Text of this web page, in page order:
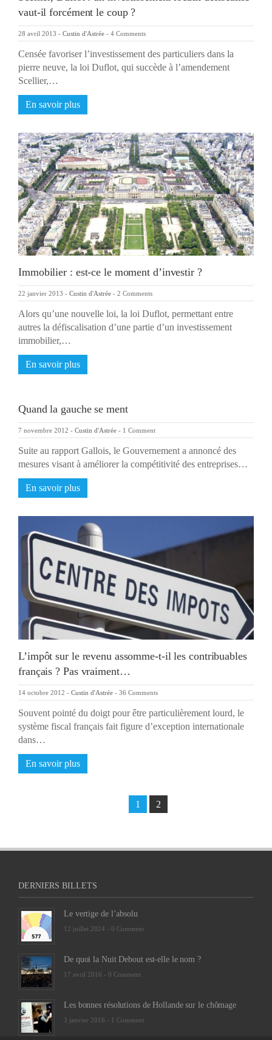
vaut-il forcément le coup ?
28 avril 2013 - Custin d'Astrée - 4 Comments
Censée favoriser l’investissement des particuliers dans la
pierre neuve, la loi Duflot, qui succède à l’amendement
Scellier,…
En savoir plus
Immobilier : est-ce le moment d’investir ?
22 janvier 2013 - Custin d'Astrée - 2 Comments
Alors qu’une nouvelle loi, la loi Duflot, permettant entre
autres la défiscalisation d’une partie d’un investissement
immobilier,…
En savoir plus
Quand la gauche se ment
7 novembre 2012 - Custin d'Astrée - 1 Comment
Suite au rapport Gallois, le Gouvernement a annoncé des
mesures visant à améliorer la compétitivité des entreprises…
En savoir plus
L’impôt sur le revenu assomme-t-il les contribuables
français ? Pas vraiment…
14 octobre 2012 - Custin d'Astrée - 36 Comments
Souvent pointé du doigt pour être particulièrement lourd, le
système fiscal français fait figure d’exception internationale
dans…
En savoir plus
1 2
DERNIERS BILLETS
Le vertige de l’absolu
12 juillet 2024 - 0 Comment
De quoi la Nuit Debout est-elle le nom ?
17 avril 2016 - 0 Comment
Les bonnes résolutions de Hollande sur le chômage
3 janvier 2016 - 1 Comment